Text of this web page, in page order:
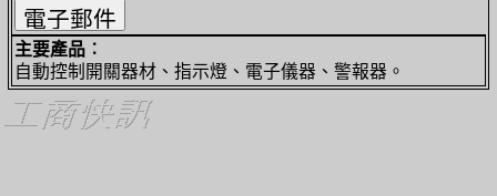
主要產品︰
自動控制開關器材、指示燈、電子儀器、警報器。